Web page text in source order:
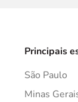
Principais
São Paulo
Minas